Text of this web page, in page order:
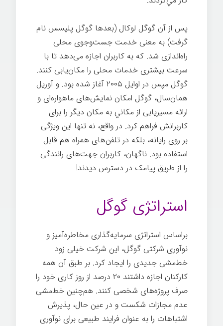
پس از آن گوگل لوکال (بعدها گوگل پلیسس نام
گرفت) به معنی خدمت جست‌وجوی محلی
راه‌اندازی شد. که به کاربران اجازه می‌دهد تا با
سرعت بیشتری خدمات محلی را مکان‌یابی کنند.
گوگل مپس
در اوایل ۲۰۰۵ آغاز شده بود. و آوریل
همان‌سال، گوگل امکان نمایش‌های ماهواره‌ای و
ارائه مسیریابی از مکاني به مکان دیگر را برای
کاربرانش فراهم کرد. در واقع، نه تنها این ویژگی
بر روی رايانه، بلکه در تلفن‌های همراه هم قابل
استفاده بود. ناگهان، کاربران جهت‌های رانندگی
را از طریق پیامک در دسترس دیدند!
استراتژی گوگل
براساس استراتژی سرمایه‌گذاری مخاطره‌آميز و
نوآوری شرکتی گوگل، این شرکت خیلی زود
خط‌‌مشی جدیدی را ایجاد کرد. بر طبق آن همه
کارکنان اجازه داشتند ۲۰ درصد از روز کاری خود را
صرف پروژه‌های شخصی کنند. هم‌چنین خط‌‌مشی
عدم مجازات شکست و در عین حال، پذیرش
اشتباهات را به عنوان فرايند طبیعی برای نوآوری